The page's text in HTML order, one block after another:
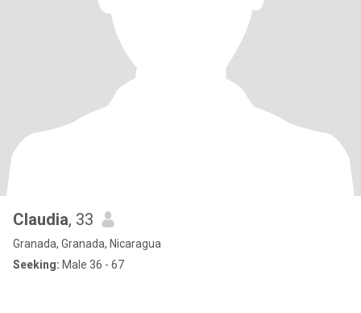
Claudia, 33
Granada, Granada, Nicaragua
Seeking: Male 36 - 67